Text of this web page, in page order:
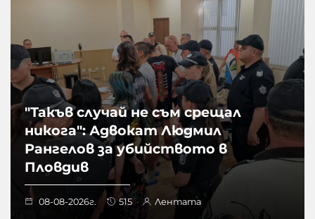
"Такъв случай не съм срещал
никога": Адвокат Людмил
Рангелов за убийството в
Пловдив
08-08-2026г. 515 Лентата